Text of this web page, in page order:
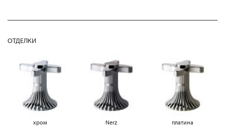
ОТДЕЛКИ
хром Nerz платина